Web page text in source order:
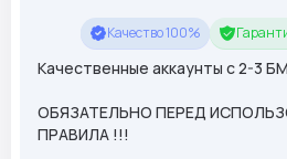
Качество 100%
Качественные аккаунты с 2-3 БМ
ОБЯЗАТЕЛЬНО ПЕРЕД
ПРАВИЛА !!!